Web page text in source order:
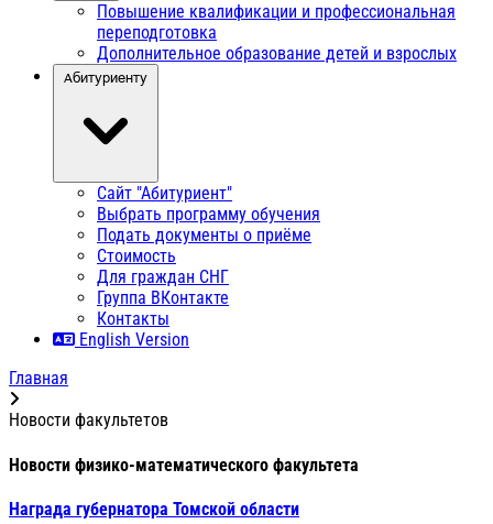
Повышение квалификации и профессиональная
переподготовка
Дополнительное образование детей и взрослых
Абитуриенту
Сайт "Абитуриент"
Выбрать программу обучения
Подать документы о приёме
Стоимость
Для граждан СНГ
Группа ВКонтакте
Контакты
English Version
Главная
Новости факультетов
Новости физико-математического факультета
Награда губернатора Томской области